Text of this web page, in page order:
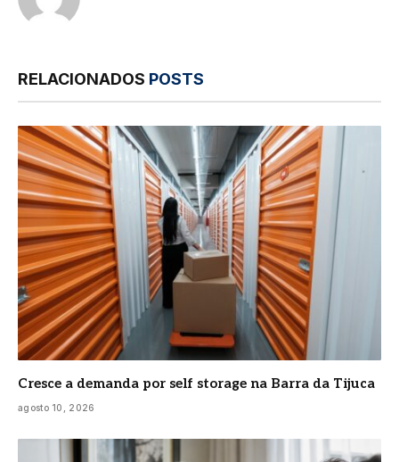
RELACIONADOS POSTS
Cresce a demanda por self storage na Barra da Tijuca
agosto 10, 2026